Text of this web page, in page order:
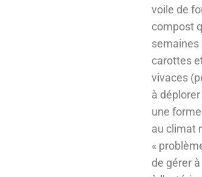
voile de
compost
semaines
carottes
vivaces
à
une
au climat
«
de gérer